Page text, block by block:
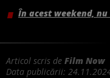
În acest weekend,
Articol scris de Film Now
Data publicării: